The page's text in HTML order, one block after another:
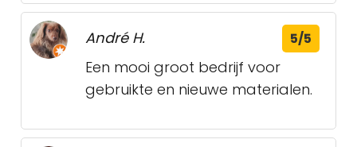
André H. 5/5
Een mooi groot bedrijf voor
gebruikte en nieuwe materialen.